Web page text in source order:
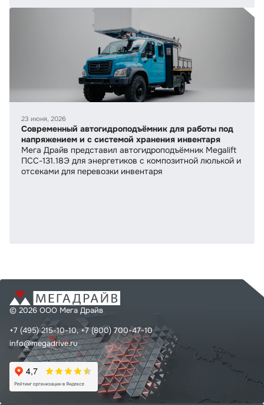
23 июня, 2026
Современный автогидроподъёмник для работы под
напряжением и с системой хранения инвентаря
Мега Драйв представил автогидроподъёмник Megalift
ПСС-131.18Э для энергетиков с композитной люлькой и
отсеками для перевозки инвентаря
© 2026 ООО Мега Драйв
+7 (495) 215-10-10, +7 (800) 700-47-10
info@megadrive.ru